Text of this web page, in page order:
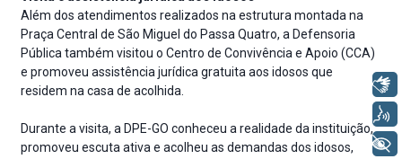
Além dos atendimentos realizados na estrutura montada na
Praça Central de São Miguel do Passa Quatro, a Defensoria
Pública também visitou o Centro de Convivência e Apoio (CCA)
e promoveu assistência jurídica gratuita aos idosos que
residem na casa de acolhida.
Durante a visita, a DPE-GO conheceu a realidade da instituição,
promoveu escuta ativa e acolheu as demandas dos idosos,
Libras
+ Acessibilidade